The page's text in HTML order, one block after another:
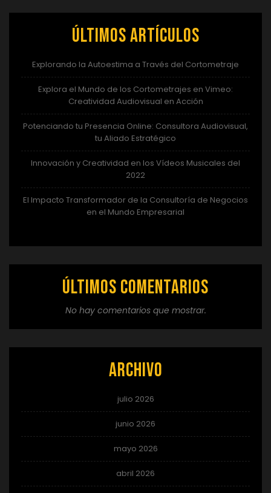
Últimos artículos
Explorando la Autoestima a Través del Cortometraje
Explora el Mundo de los Cortometrajes en Vimeo:
Creatividad Audiovisual en Acción
Potenciando tu Presencia Online: Consultora Audiovisual,
tu Aliado Estratégico
Innovación y Creatividad en los Vídeos Musicales del
2022
El Impacto Transformador de la Consultoría de Negocios
en el Mundo Empresarial
Últimos comentarios
No hay comentarios que mostrar.
Archivo
julio 2026
junio 2026
mayo 2026
abril 2026